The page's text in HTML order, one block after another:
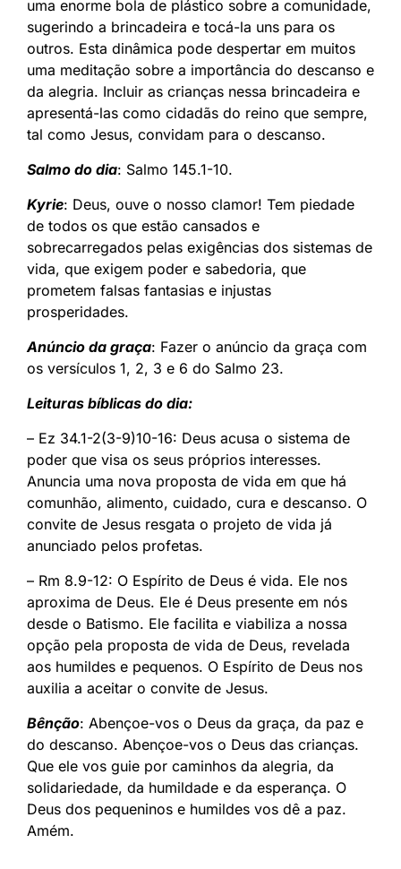
uma enorme bola de plástico sobre a comunidade,
sugerindo a brincadeira e tocá-la uns para os
outros. Esta dinâmica pode despertar em muitos
uma meditação sobre a importância do descanso e
da alegria. Incluir as crianças nessa brincadeira e
apresentá-las como cidadãs do reino que sempre,
tal como Jesus, convidam para o descanso.
Salmo do dia: Salmo 145.1-10.
Kyrie: Deus, ouve o nosso clamor! Tem piedade
de todos os que estão cansados e
sobrecarregados pelas exigências dos sistemas de
vida, que exigem poder e sabedoria, que
prometem falsas fantasias e injustas
prosperidades.
Anúncio da graça: Fazer o anúncio da graça com
os versículos 1, 2, 3 e 6 do Salmo 23.
Leituras bíblicas do dia:
– Ez 34.1-2(3-9)10-16: Deus acusa o sistema de
poder que visa os seus próprios interesses.
Anuncia uma nova proposta de vida em que há
comunhão, alimento, cuidado, cura e descanso. O
convite de Jesus resgata o projeto de vida já
anunciado pelos profetas.
– Rm 8.9-12: O Espírito de Deus é vida. Ele nos
aproxima de Deus. Ele é Deus presente em nós
desde o Batismo. Ele facilita e viabiliza a nossa
opção pela proposta de vida de Deus, revelada
aos humildes e pequenos. O Espírito de Deus nos
auxilia a aceitar o convite de Jesus.
Bênção: Abençoe-vos o Deus da graça, da paz e
do descanso. Abençoe-vos o Deus das crianças.
Que ele vos guie por caminhos da alegria, da
solidariedade, da humildade e da esperança. O
Deus dos pequeninos e humildes vos dê a paz.
Amém.